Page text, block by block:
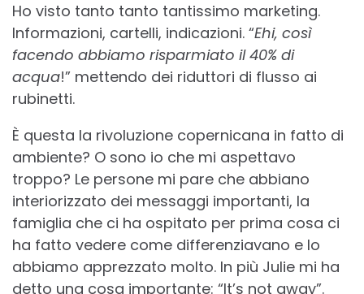
Ho visto tanto tanto tantissimo marketing.
Informazioni, cartelli, indicazioni. “Ehi, così
facendo abbiamo risparmiato il 40% di
acqua!” mettendo dei riduttori di flusso ai
rubinetti.
È questa la rivoluzione copernicana in fatto di
ambiente? O sono io che mi aspettavo
troppo? Le persone mi pare che abbiano
interiorizzato dei messaggi importanti, la
famiglia che ci ha ospitato per prima cosa ci
ha fatto vedere come differenziavano e lo
abbiamo apprezzato molto. In più Julie mi ha
detto una cosa importante: “It’s not away”.